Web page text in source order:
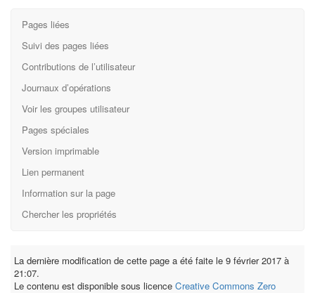
Pages liées
Suivi des pages liées
Contributions de l’utilisateur
Journaux d’opérations
Voir les groupes utilisateur
Pages spéciales
Version imprimable
Lien permanent
Information sur la page
Chercher les propriétés
La dernière modification de cette page a été faite le 9 février 2017 à
21:07.
Le contenu est disponible sous licence Creative Commons Zero